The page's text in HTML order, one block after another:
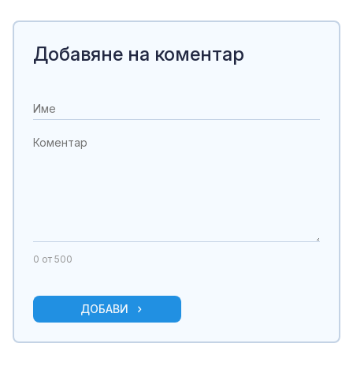
Добавяне на коментар
0 от 500
ДОБАВИ